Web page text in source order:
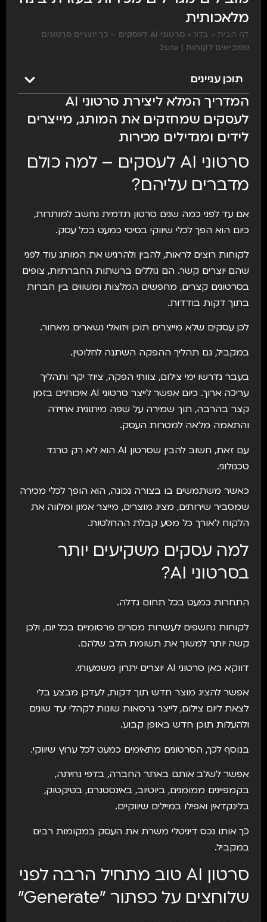
מלאכותית
דף הבית » בלוג »
סרטוני AI לעסקים – כך יוצרים סרטונים
שמביאים לקוחות | 2site
תוכן עניינים
המדריך המלא ליצירת סרטוני AI
לעסקים שמחזקים את המותג, מייצרים
לידים ומגדילים מכירות
סרטוני AI לעסקים – למה כולם
מדברים עליהם?
אם עד לפני כמה שנים סרטון תדמית נחשב למותרות,
כיום הוא הפך לכלי שיווקי בסיסי כמעט בכל עסק.
לקוחות רוצים לראות, להבין ולהרגיש את המותג עוד לפני
שהם יוצרים קשר. הם גוללים ברשתות החברתיות, צופים
בסרטונים קצרים, מחפשים המלצות ומשווים בין חברות
בתוך דקות בודדות.
לכן עסקים שלא מייצרים תוכן ויזואלי נשארים מאחור.
במקביל, גם תהליך ההפקה השתנה לחלוטין.
בעבר נדרשו ימי צילום, צוותי הפקה, ציוד יקר ותהליך
עריכה ארוך. כיום אפשר לייצר סרטוני AI איכותיים בזמן
קצר בהרבה, תוך שמירה על שפה מיתוגית אחידה
והתאמה מלאה למטרות העסק.
עם זאת, חשוב להבין שסרטון AI הוא לא רק טרנד
טכנולוגי.
כאשר משתמשים בו בצורה נכונה, הוא הופך לכלי מכירה
שמסביר שירותים, מציג מוצרים, מייצר אמון ומלווה את
הלקוח לאורך כל מסע קבלת ההחלטות.
למה עסקים משקיעים יותר
בסרטוני AI?
התחרות כמעט בכל תחום גדלה.
לקוחות נחשפים לעשרות מסרים פרסומיים בכל יום, ולכן
קשה יותר למשוך את תשומת הלב שלהם.
דווקא כאן סרטוני AI יוצרים יתרון משמעותי.
אפשר להציג מוצר חדש תוך דקות, לעדכן מבצע בלי
לצאת ליום צילום, לייצר גרסאות שונות לקהלי יעד שונים
ולהעלות תוכן חדש באופן קבוע.
בנוסף לכך, הסרטונים מתאימים כמעט לכל ערוץ שיווקי.
אפשר לשלב אותם באתר החברה, בדפי נחיתה,
בקמפיינים ממומנים, ביוטיוב, באינסטגרם, בטיקטוק,
בלינקדאין ואפילו במיילים שיווקיים.
כך אותו נכס דיגיטלי משרת את העסק במקומות רבים
במקביל.
סרטון AI טוב מתחיל הרבה לפני
שלוחצים על כפתור "Generate"